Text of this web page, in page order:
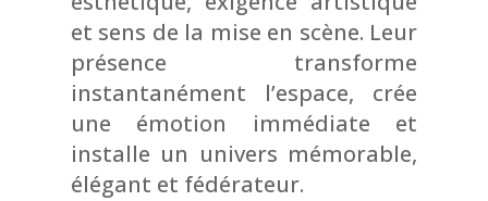
et sens de la mise en scène. Leur
présence transforme
instantanément l’espace, crée
une émotion immédiate et
installe un univers mémorable,
élégant et fédérateur.